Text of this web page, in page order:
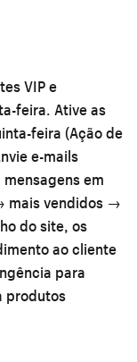
VIP e
feira. Ative as
feira (Ação de
e-mails
em
mais vendidos →
do site, os
ao cliente
para
produtos